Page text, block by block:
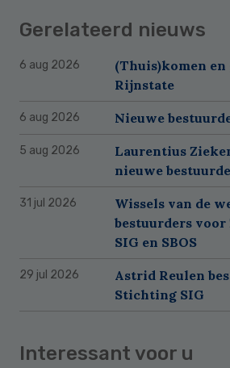
Gerelateerd nieuws
6 aug 2026
(Thuis)komen
Rijnstate
6 aug 2026 Nieuwe
5 aug 2026
Laurentius
nieuwe
31 jul 2026
Wissels van de
bestuurders
SIG en SBOS
29 jul 2026
Astrid Reulen
Stichting SIG
Interessant voor u